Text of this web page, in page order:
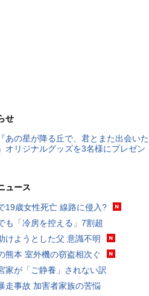
せ
あの星が降る丘で、君とまた出会いた
オリジナルグッズを3名様にプレゼン
ュース
19歳女性死亡 線路に侵入?
も「冷房を控える」7割超
けようとした父 意識不明
熊本 室外機の窃盗相次ぐ
家が「ご静養」されない訳
走事故 加害者家族の苦悩